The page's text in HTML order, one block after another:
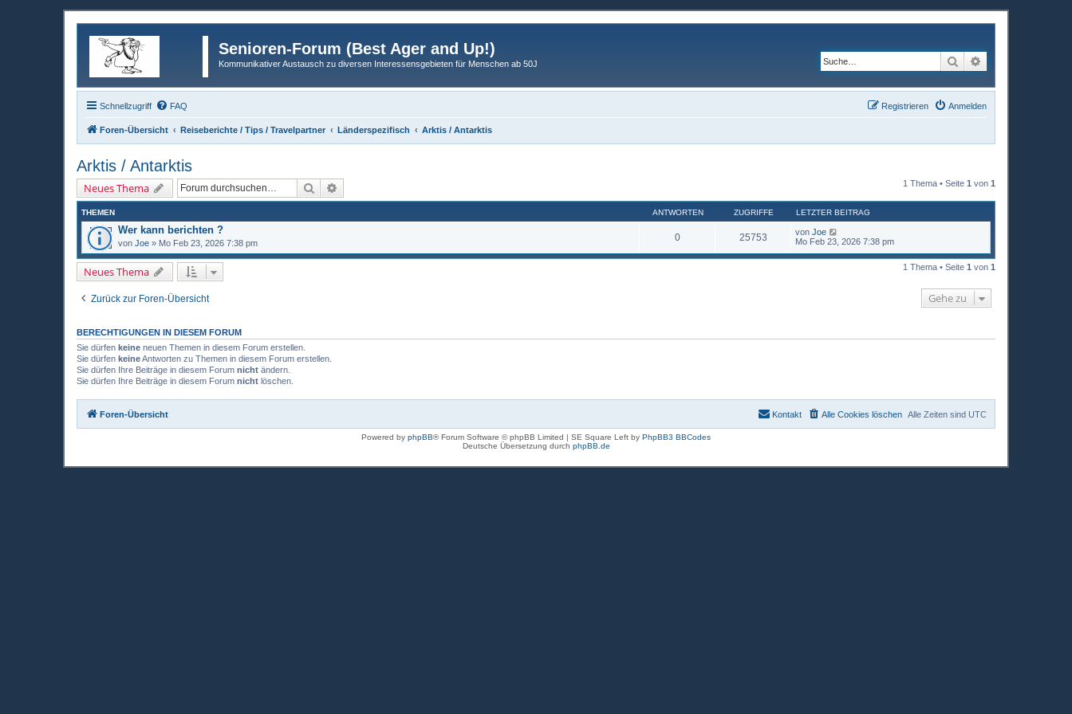
Senioren-Forum (Best Ager and Up!)
Kommunikativer Austausch zu diversen Interessensgebieten für Menschen ab 50J Suche
Schnellzugriff FAQ Anmelden
Registrieren
Foren-Übersicht Reiseberichte / Tips / Travelpartner Länderspezifisch Arktis / Antarktis
Arktis / Antarktis
Neues Thema Suche 1 Thema • Seite 1 von 1
THEMEN ANTWORTEN ZUGRIFFE LETZTER BEITRAG
Wer kann berichten ?
von Joe » Mo Feb 23, 2026 7:38 pm
0 25753 von Joe
Mo Feb 23, 2026 7:38 pm
Neues Thema 1 Thema • Seite 1 von 1
Zurück zur Foren-Übersicht Gehe zu
BERECHTIGUNGEN IN DIESEM FORUM
Sie dürfen keine neuen Themen in diesem Forum erstellen.
Sie dürfen keineAntworten zu Themen in diesem Forum erstellen.
Sie dürfen Ihre Beiträge in diesem Forum nicht ändern.
Sie dürfen Ihre Beiträge in diesem Forum nicht löschen.
Foren-Übersicht Alle Zeiten sind UTC
Alle Cookies löschen
Kontakt
Powered by phpBB® Forum Software © phpBB Limited | SE Square Left by PhpBB3 BBCodes
Deutsche Übersetzung durch phpBB.de